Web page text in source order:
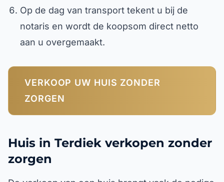
Op de dag van transport tekent u bij de
notaris en wordt de koopsom direct netto
aan u overgemaakt.
VERKOOP UW HUIS ZONDER
ZORGEN
Huis in Terdiek verkopen zonder
zorgen